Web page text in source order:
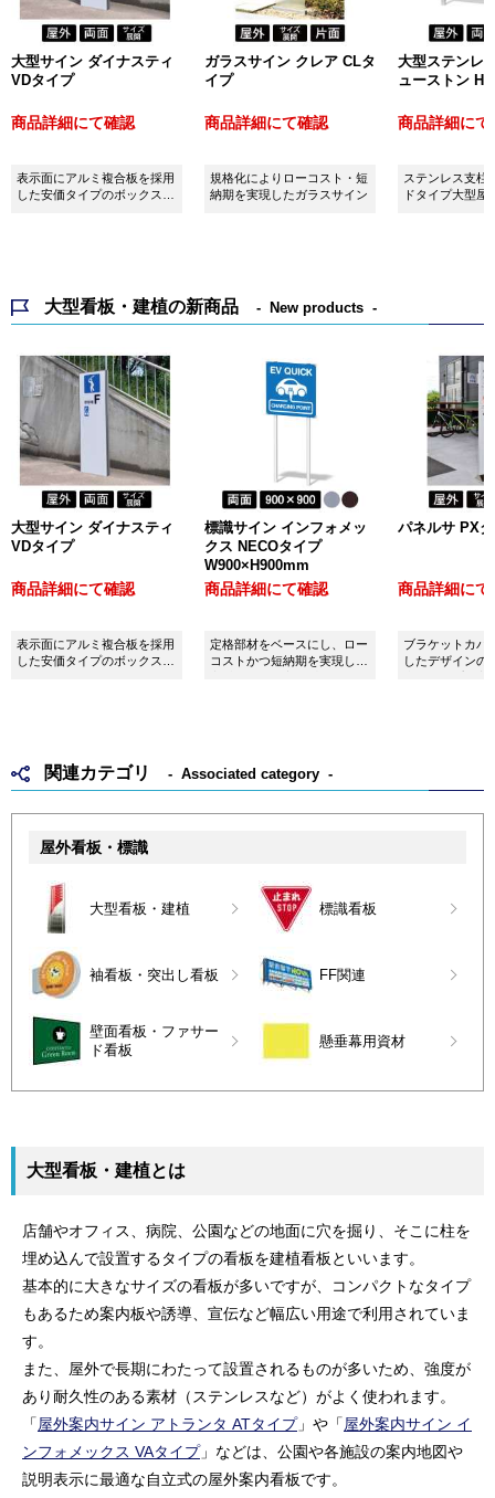
大型サイン ダイナスティ
VDタイプ
商品詳細にて確認
表示面にアルミ複合板を採用
した安価タイプのボックスサ
ガラスサイン クレア CLタ
イプ
商品詳細にて確認
規格化によりローコスト・短
納期を実現したガラスサイン
大型ステンレ
ューストン
商品詳細にて
ステンレス支柱
ドタイプ大型屋
大型看板・建植の新商品 New products
大型サイン ダイナスティ
VDタイプ
商品詳細にて確認
表示面にアルミ複合板を採用
した安価タイプのボックスサ
標識サイン インフォメッ
クス NECOタイプ
W900×H900mm
商品詳細にて確認
定格部材をベースにし、ロー
コストかつ短納期を実現した
パネルサ PX
商品詳細にて
ブラケットカバ
したデザインの
関連カテゴリ Associated category
屋外看板・標識
大型看板・建植 標識看板
袖看板・突出し看板 FF関連
壁面看板・ファサー
ド看板
懸垂幕用資材
大型看板・建植とは
店舗やオフィス、病院、公園などの地面に穴を掘り、そこに柱を
埋め込んで設置するタイプの看板を建植看板といいます。
基本的に大きなサイズの看板が多いですが、コンパクトなタイプ
もあるため案内板や誘導、宣伝など幅広い用途で利用されていま
す。
また、屋外で長期にわたって設置されるものが多いため、強度が
あり耐久性のある素材（ステンレスなど）がよく使われます。
「屋外案内サイン アトランタ ATタイプ」や「屋外案内サイン イ
ンフォメックス VAタイプ」などは、公園や各施設の案内地図や
説明表示に最適な自立式の屋外案内看板です。